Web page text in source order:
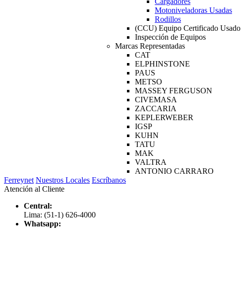
Motoniveladoras Usadas
Rodillos
(CCU) Equipo Certificado Usado
Inspección de Equipos
Marcas Representadas
CAT
ELPHINSTONE
PAUS
METSO
MASSEY FERGUSON
CIVEMASA
ZACCARIA
KEPLERWEBER
IGSP
KUHN
TATU
MAK
VALTRA
ANTONIO CARRARO
Ferreynet Nuestros Locales Escríbanos
Atención al Cliente
Central:
Lima: (51-1) 626-4000
Whatsapp: